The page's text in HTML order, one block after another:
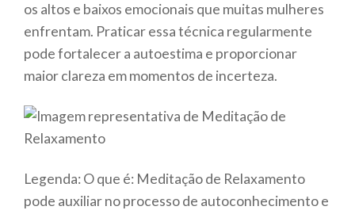
os altos e baixos emocionais que muitas mulheres
enfrentam. Praticar essa técnica regularmente
pode fortalecer a autoestima e proporcionar
maior clareza em momentos de incerteza.
Legenda: O que é: Meditação de Relaxamento
pode auxiliar no processo de autoconhecimento e